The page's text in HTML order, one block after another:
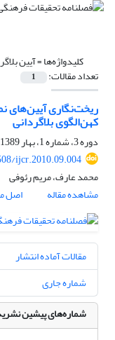
کلیدواژه‌ها =آیین
تعداد مقالات: 1
ریخت‌نگاری آیین‌های
کهن‌الگوی بلاگردانی
دوره 3، شماره 1، بهار 1389، صفحه
ijcr.2010.09.004
محمد عارف، مریم رئوفی
مشاهده مقاله
اصل
مقالات آماده انتشار
شماره جاری
شماره‌های پیشین